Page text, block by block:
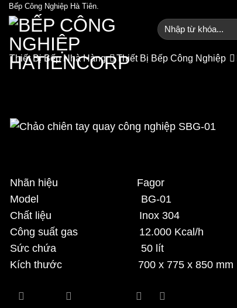
Bỏ
qua
nội
dung
Bếp Công Nghiệp Hà Tiên.
Tìm
kiếm:
Thiết Bị Bếp Nhà Hàng Thiết Bị Bếp Công Nghiệp
Nhãn hiệu Fagor
Model BG-01
Chất liệu Inox 304
Công suất gas 12.000 Kcal/h
Sức chứa 50 lít
Kích thước 700 x 775 x 850 mm